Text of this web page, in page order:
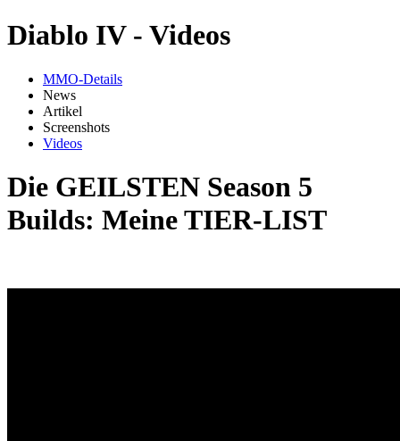
Diablo IV - Videos
MMO-Details
News
Artikel
Screenshots
Videos
Die GEILSTEN Season 5
Builds: Meine TIER-LIST